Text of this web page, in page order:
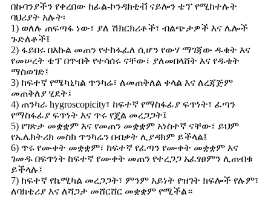
በኩባንያችን የቀረበው ከፊል-ኮንዳክቲቭ ናይሎን ቴፕ የሚከተሉት
ባህሪያት አሉት፡
1) ወለሉ ጠፍጣፋ ነው፣ ያለ ሽክርክሪቶች፣ ብልጭታዎች እና ሌሎች
ጉድለቶች፤
2) ፋይበሩ በእኩል መጠን የተከፋፈለ ሲሆን የውሃ ማገጃው ዱቄት እና
የመሠረት ቴፕ በጥብቅ የተሳሰሩ ናቸው፣ ያለመበላሸት እና የዱቄት
ማስወገድ፤
3) ከፍተኛ የሜካኒካል ጥንካሬ፣ ለመጠቅለል ቀላል እና ለረጃጅም
መጠቅለያ ሂደት፤
4) ጠንካራ hygroscopicity፣ ከፍተኛ የማስፋፊያ ፍጥነት፣ ፈጣን
የማስፋፊያ ፍጥነት እና ጥሩ የጄል መረጋጋት፤
5) የገጽታ መቋቋም እና የመጠን መቋቋም አነስተኛ ናቸው፣ ይህም
የኤሌክትሪክ መስክ ጥንካሬን በብቃት ሊያዳክም ይችላል፤
6) ጥሩ የሙቀት መቋቋም፣ ከፍተኛ የፈጣን የሙቀት መቋቋም እና
ገመዱ በፍጥነት ከፍተኛ የሙቀት መጠን የተረጋጋ አፈፃፀምን ሊጠብቁ
ይችላሉ፤
7) ከፍተኛ የኬሚካል መረጋጋት፣ ምንም አይነት የዝገት ክፍሎች የሉም፣
ለባክቴሪያ እና ለሻጋታ መሸርሸር መቋቋም የሚችል።